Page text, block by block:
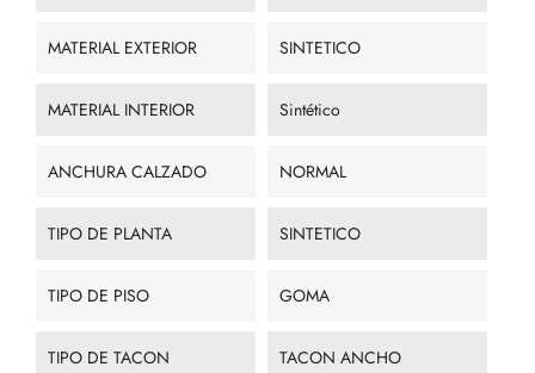
MATERIAL EXTERIOR SINTETICO
MATERIAL INTERIOR Sintético
ANCHURA CALZADO NORMAL
TIPO DE PLANTA SINTETICO
TIPO DE PISO GOMA
TIPO DE TACON TACON ANCHO